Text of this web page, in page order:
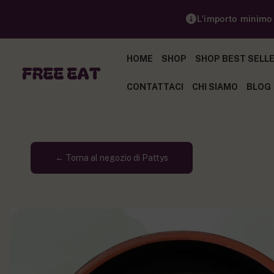
L'importo
HOME SHOP SHOP BEST
CONTATTACI CHI SIAMO BLOG
← Torna al negozio di Pattys